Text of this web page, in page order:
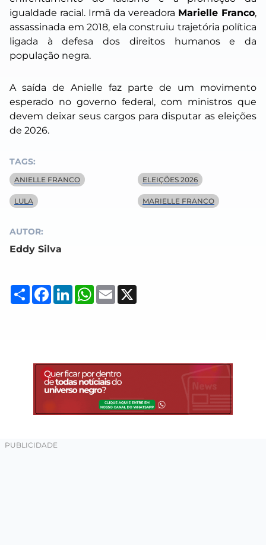
igualdade racial. Irmã da vereadora Marielle Franco,
assassinada em 2018, ela construiu trajetória política
ligada à defesa dos direitos humanos e da
população negra.
A saída de Anielle faz parte de um movimento
esperado no governo federal, com ministros que
devem deixar seus cargos para disputar as eleições
de 2026.
TAGS:
ANIELLE FRANCO ELEIÇÕES 2026
LULA MARIELLE FRANCO
AUTOR:
Eddy Silva
Compartilhar
Facebook
LinkedInWhatsApp
Email